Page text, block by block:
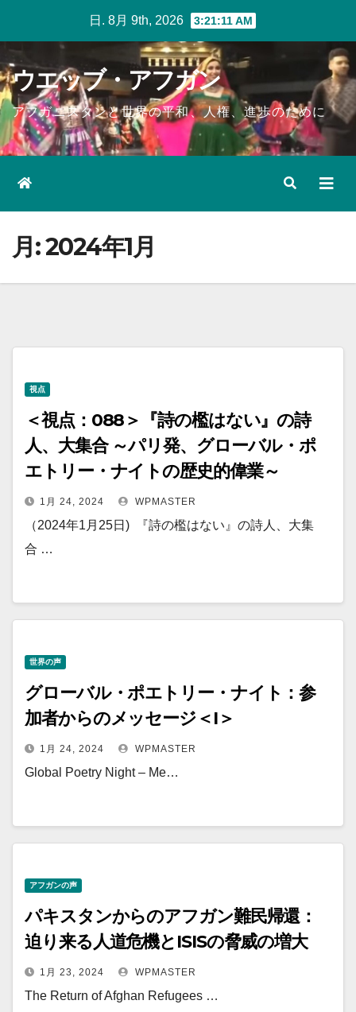
content
日. 8月 9th, 2026 3:21:12 AM
ウエッブ・アフガン
アフガニスタンと世界の平和、人権、進歩のために
月:2024年1月
視点
＜視点：088＞『詩の檻はない』の詩
人、大集合 ～パリ発、グローバル・ポ
エトリー・ナイトの歴史的偉業～
1月 24, 2024 WPMASTER
（2024年1月25日) 『詩の檻はない』の詩人、大集
合 …
世界の声
グローバル・ポエトリー・ナイト：参
加者からのメッセージ＜I＞
1月 24, 2024 WPMASTER
Global Poetry Night – Me…
アフガンの声
パキスタンからのアフガン難民帰還：
迫り来る人道危機とISISの脅威の増大
1月 23, 2024 WPMASTER
The Return of Afghan Refugees …